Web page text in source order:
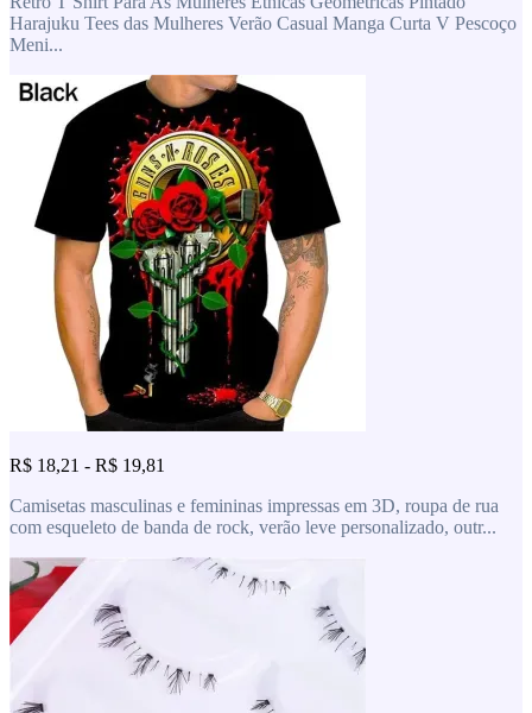
Harajuku Tees das Mulheres Verão Casual Manga Curta V Pescoço
Meni...
R$ 18,21 - R$ 19,81
Camisetas masculinas e femininas impressas em 3D, roupa de rua
com esqueleto de banda de rock, verão leve personalizado, outr...